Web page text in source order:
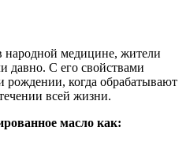
народной медицине, жители
давно. С его свойствами
рождении, когда обрабатывают
всей жизни.
масло как: